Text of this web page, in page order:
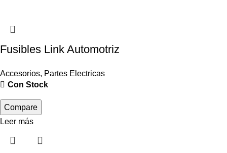
Fusibles Link Automotriz
Accesorios, Partes Electricas
Con Stock
Compare
Leer más